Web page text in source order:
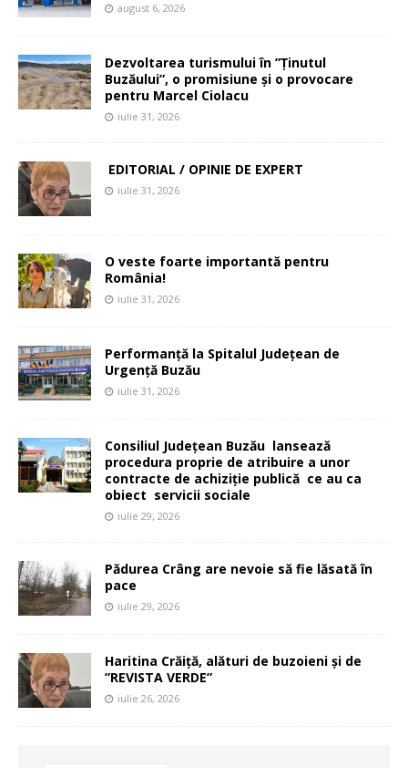
august 6, 2026
Dezvoltarea turismului în ”Ținutul
Buzăului”, o promisiune și o provocare
pentru Marcel Ciolacu
iulie 31, 2026
EDITORIAL / OPINIE DE EXPERT
iulie 31, 2026
O veste foarte importantă pentru
România!
iulie 31, 2026
Performanță la Spitalul Județean de
Urgență Buzău
iulie 31, 2026
Consiliul Județean Buzău lansează
procedura proprie de atribuire a unor
contracte de achiziție publică ce au ca
obiect servicii sociale
iulie 29, 2026
Pădurea Crâng are nevoie să fie lăsată în
pace
iulie 29, 2026
Haritina Crăiță, alături de buzoieni și de
”REVISTA VERDE”
iulie 26, 2026